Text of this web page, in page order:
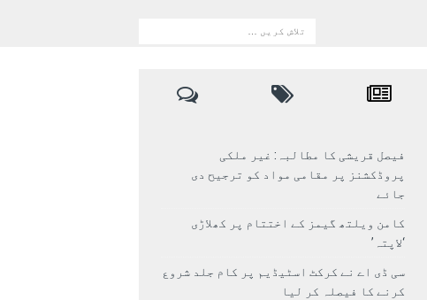
فیصل قریشی کا مطالبہ: غیر ملکی
پروڈکشنز پر مقامی مواد کو ترجیح دی
جائے
کامن ویلتھ گیمز کے اختتام پر کھلاڑی
‘لاپتہ’
سی ڈی اے نے کرکٹ اسٹیڈیم پر کام جلد شروع
کرنے کا فیصلہ کر لیا